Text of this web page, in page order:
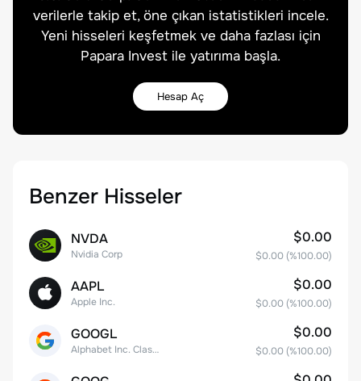
verilerle takip et, öne çıkan istatistikleri incele.
Yeni hisseleri keşfetmek ve daha fazlası için
Papara Invest ile yatırıma başla.
Hesap Aç
Benzer Hisseler
NVDA
Nvidia Corp
$0.00
$0.00 (%100.00)
AAPL
Apple Inc.
$0.00
$0.00 (%100.00)
GOOGL
Alphabet Inc. Class A Common Stock
$0.00
$0.00 (%100.00)